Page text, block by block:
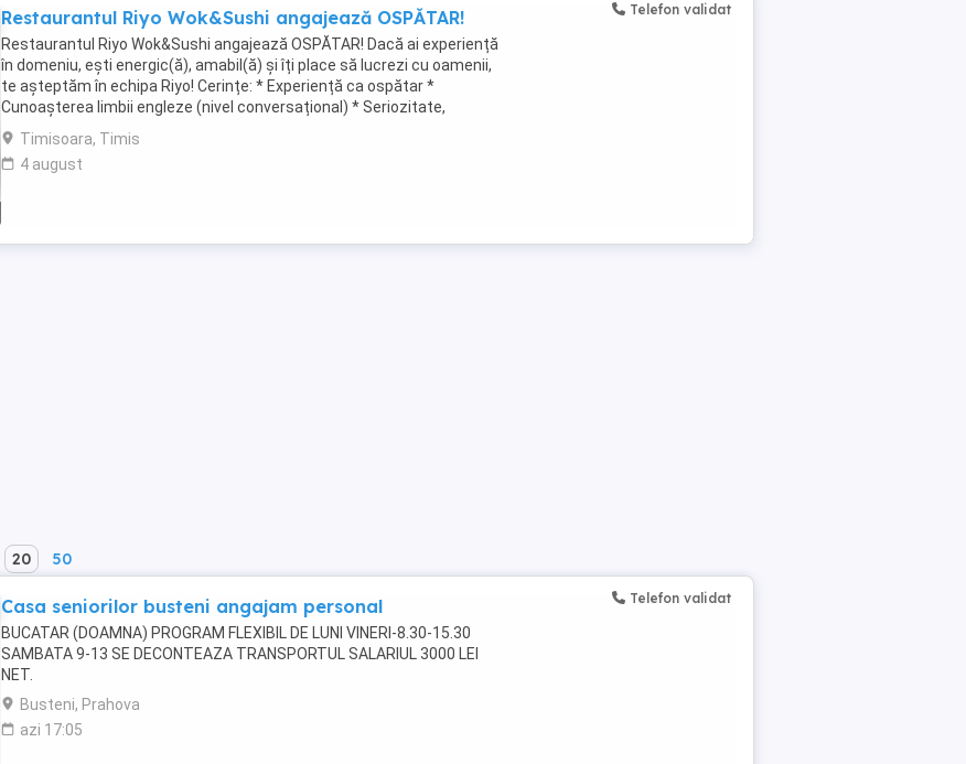
Restaurantul Riyo Wok&Sushi angajează OSPĂTAR!
Restaurantul Riyo Wok&Sushi angajează OSPĂTAR! Dacă ai experiență
în domeniu, ești energic(ă), amabil(ă) și îți place să lucrezi cu oamenii,
te așteptăm în echipa Riyo! Cerințe: * Experiență ca ospătar *
Cunoașterea limbii engleze (nivel conversațional) * Seriozitate,
responsabilitate și atitudine ...
Timisoara, Timis
4 august
Telefon validat
20 50
Casa seniorilor busteni angajam personal
BUCATAR (DOAMNA) PROGRAM FLEXIBIL DE LUNI VINERI-8.30-15.30
SAMBATA 9-13 SE DECONTEAZA TRANSPORTUL SALARIUL 3000 LEI
NET.
Busteni, Prahova
azi 17:05
Telefon validat